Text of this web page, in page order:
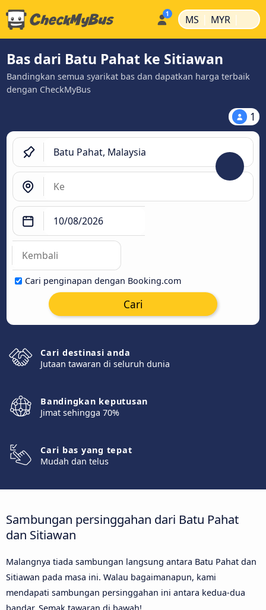
MS | MYR |
Bas dari Batu Pahat ke Sitiawan
Bandingkan semua syarikat bas dan dapatkan harga terbaik
dengan CheckMyBus
1
Cari penginapan dengan Booking.com
Cari
Cari destinasi anda
Jutaan tawaran di seluruh dunia
Bandingkan keputusan
Jimat sehingga 70%
Cari bas yang tepat
Mudah dan telus
Sambungan persinggahan dari Batu Pahat
dan Sitiawan
Malangnya tiada sambungan langsung antara Batu Pahat dan
Sitiawan pada masa ini. Walau bagaimanapun, kami
mendapati sambungan persinggahan ini antara kedua-dua